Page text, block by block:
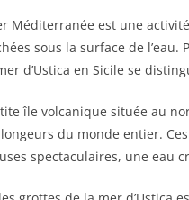
Méditerranée est une
sous la surface de
d’Ustica en Sicile se
île volcanique située au
du monde entier.
spectaculaires, une eau